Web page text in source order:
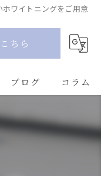
ワイトニングをご用意
ちら
ブログ コラム